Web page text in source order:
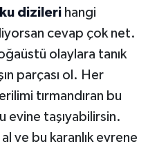
dizilerihangi
cevap çok net.
olaylara tanık
parçası ol. Her
tırmandıran bu
evine taşıyabilirsin.
ve bu karanlık evrene